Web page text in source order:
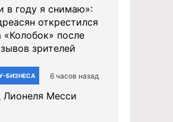
в году я снимаю»:
открестился
после
зрителей
БИЗНЕСА 6 часов назад
Лионеля Месси